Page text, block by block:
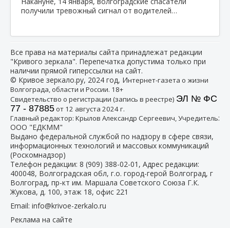
получили тревожный сигнал от водителей…
Все права на материалы сайта принадлежат редакции
"Кривого зеркала". Перепечатка допустима только при
наличии прямой гиперссылки на сайт.
© Кривое зеркало.ру, 2024 год, Интернет-газета о жизни
Волгограда, области и России. 18+
Свидетельство о регистрации (запись в реестре) ЭЛ № ФС
77 - 87885от 12 августа 2024 г.
Главный редактор: Крылов Александр Сергеевич, Учредитель:
ООО "ЕДКММ"
Выдано федеральной службой по надзору в сфере связи,
информационных технологий и массовых коммуникаций
(Роскомнадзор)
Телефон редакции: 8 (909) 388-02-01 , Адрес редакции:
400048, Волгоградская обл, г.о. город-герой Волгоград, г
Волгоград, пр-кт им. Маршала Советского Союза Г.К.
Жукова, д. 100, этаж 18, офис 221
Email: info@krivoe-zerkalo.ru
Реклама на сайте